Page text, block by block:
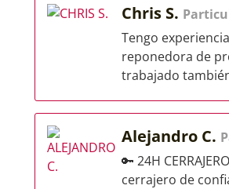
Chris S.
Tengo
reponedora de
trabajado
Alejandro C.
🔑 24H
cerrajero de